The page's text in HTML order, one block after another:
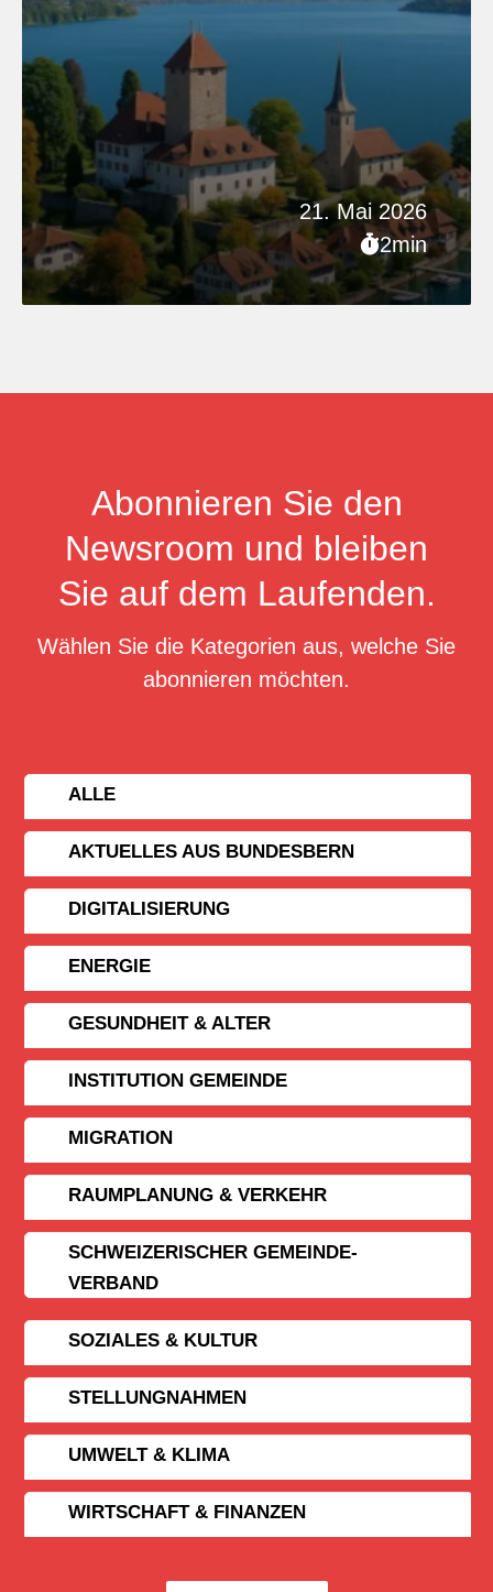
21. Mai 2026
2min
Abonnieren Sie den
Newsroom und bleiben
Sie auf dem Laufenden.
Wählen Sie die Kategorien aus, welche Sie
abonnieren möchten.
ALLE
AKTUELLES AUS BUNDESBERN
DIGITALISIERUNG
ENERGIE
GESUNDHEIT & ALTER
INSTITUTION GEMEINDE
MIGRATION
RAUMPLANUNG & VERKEHR
SCHWEIZERISCHER GEMEINDE­
VERBAND
SOZIALES & KULTUR
STELLUNGNAHMEN
UMWELT & KLIMA
WIRTSCHAFT & FINANZEN